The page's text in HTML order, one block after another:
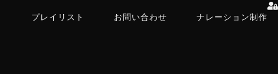
プレイリスト お問い合わせ ナレーション制作